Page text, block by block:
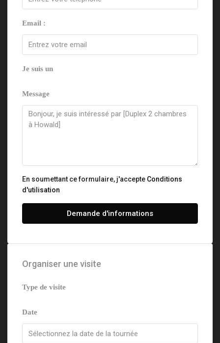
Email :
Je suis un
Message
En soumettant ce formulaire, j'accepte Conditions
d'utilisation
Demande d'informations
Organiser une visite
Type de visite
Date